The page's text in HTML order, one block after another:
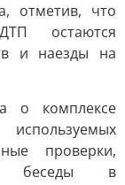
отметив, что
остаются
и наезды на
о комплексе
проверки,
беседы в